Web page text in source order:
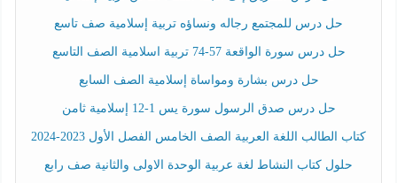
حل درس للمجتمع رجاله ونساؤه تربية إسلامية صف تاسع
حل درس سورة الواقعة 57-74 تربية اسلامية الصف التاسع
حل درس بشارة ومواساة إسلامية الصف السابع
حل درس صدق الرسول سورة يس 1-12 إسلامية ثامن
كتاب الطالب اللغة العربية الصف الخامس الفصل الأول 2023-2024
حلول كتاب النشاط لغة عربية الوحدة الاولى والثانية صف رابع